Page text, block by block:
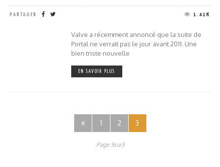
PARTAGER 1.41K
Valve a récemment annoncé que la suite de
Portal ne verrait pas le jour avant 2011. Une
bien triste nouvelle
EN SAVOIR PLUS
1 2 3
Page 3sur3